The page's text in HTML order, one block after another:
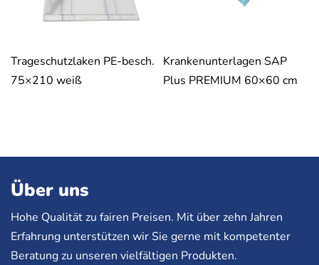
Trageschutzlaken PE-besch.
75×210 weiß
Krankenunterlagen SAP
Plus PREMIUM 60×60 cm
Über uns
Hohe Qualität zu fairen Preisen. Mit über zehn Jahren
Erfahrung unterstützen wir Sie gerne mit kompetenter
Beratung zu unseren vielfältigen Produkten.